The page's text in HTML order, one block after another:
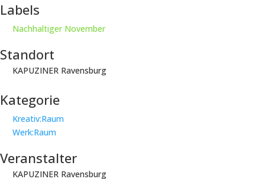
Labels
Nachhaltiger November
Standort
KAPUZINER Ravensburg
Kategorie
Kreativ:Raum
Werk:Raum
Veranstalter
KAPUZINER Ravensburg